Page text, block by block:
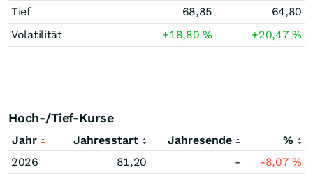
Tief
68,85
64,80
Volatilität
+18,80% +20,47%
Hoch-/Tief-Kurse
Jahr Jahresstart Jahresende
%
2026
81,20 - -8,07%